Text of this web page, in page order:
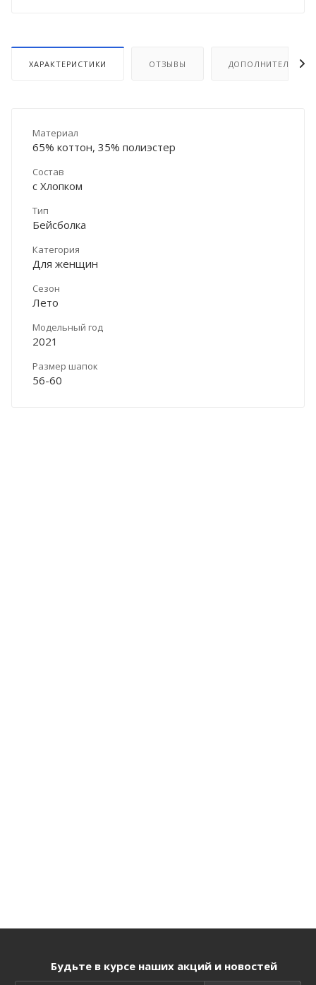
ХАРАКТЕРИСТИКИ ОТЗЫВЫ ДОПОЛНИТЕЛЬНО
Материал
65% коттон, 35% полиэстер
Состав
с Хлопком
Тип
Бейсболка
Категория
Для женщин
Сезон
Лето
Модельный год
2021
Размер шапок
56-60
Будьте в курсе наших акций и новостей